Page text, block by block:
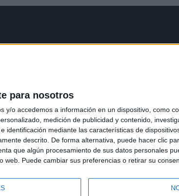
para nosotros
y/o accedemos a información en un dispositivo, como
medición de publicidad y contenido,
identificación mediante las características de
descrito. De forma alternativa, puede hacer clic
que algún procesamiento de sus datos personales
web. Puede cambiar sus preferencias o retirar su
Información legal
Todos los derechos reservados.